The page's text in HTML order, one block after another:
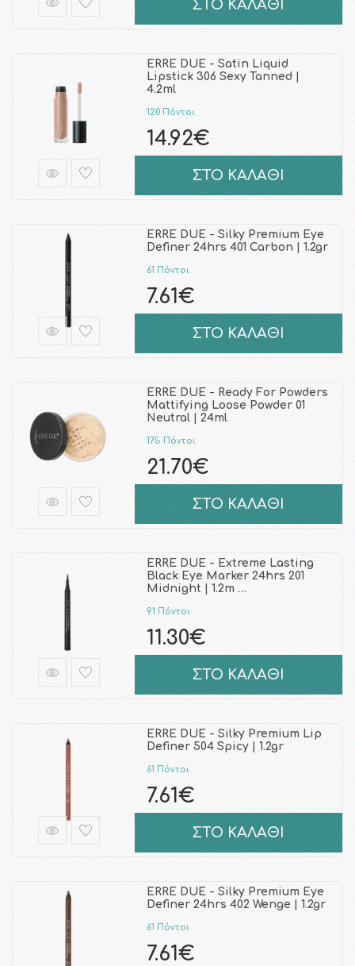
ΣΤΟ ΚΑΛΑΘΙ
ERRE DUE - Satin Liquid
Lipstick 306 Sexy Tanned |
4.2ml
120 Πόντοι
14.92€
ΣΤΟ ΚΑΛΑΘΙ
ERRE DUE - Silky Premium Eye
Definer 24hrs 401 Carbon | 1.2gr
61 Πόντοι
7.61€
ΣΤΟ ΚΑΛΑΘΙ
ERRE DUE - Ready For Powders
Mattifying Loose Powder 01
Neutral | 24ml
175 Πόντοι
21.70€
ΣΤΟ ΚΑΛΑΘΙ
ERRE DUE - Extreme Lasting
Black Eye Marker 24hrs 201
Midnight | 1.2m …
91 Πόντοι
11.30€
ΣΤΟ ΚΑΛΑΘΙ
ERRE DUE - Silky Premium Lip
Definer 504 Spicy | 1.2gr
61 Πόντοι
7.61€
ΣΤΟ ΚΑΛΑΘΙ
ERRE DUE - Silky Premium Eye
Definer 24hrs 402 Wenge | 1.2gr
61 Πόντοι
7.61€